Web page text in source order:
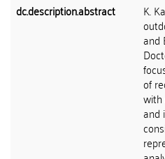
dc.description.abstract
K.
and
of
with
and